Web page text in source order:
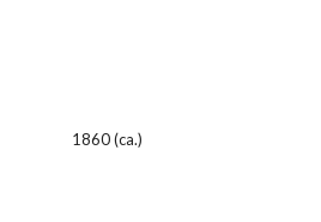
1860 (ca.)